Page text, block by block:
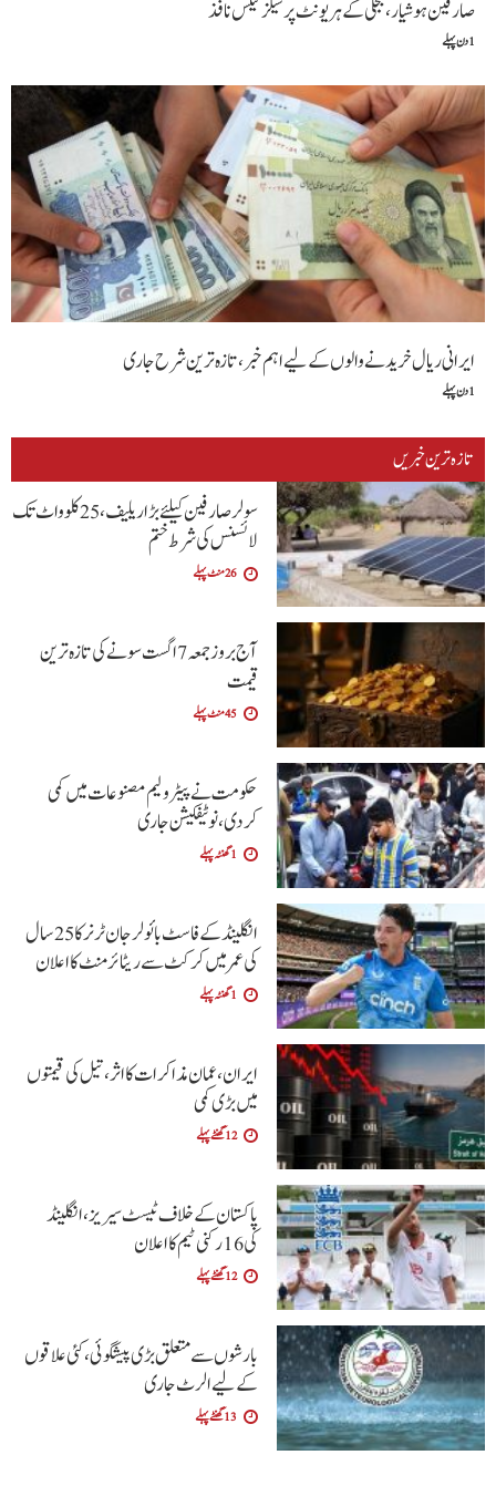
صارفین ہوشیار، بجلی کے ہر یونٹ پر سیلز ٹیکس نافذ
1 دن پہلے
ایرانی ریال خریدنے والوں کے لیے اہم خبر، تازہ ترین شرح جاری
1 دن پہلے
تازہ ترین خبریں
سولر صارفین کیلئے بڑا ریلیف، 25 کلوواٹ تک
لائسنس کی شرط ختم
26 منٹ پہلے
آج بروز جمعہ 7 اگست سونے کی تازہ ترین
قیمت
45 منٹ پہلے
حکومت نے پیٹرولیم مصنوعات میں کمی
کردی،نوٹیفکیشن جاری
1 گھنٹہ پہلے
انگلینڈ کے فاسٹ بائولر جان ٹرنر کا 25 سال
کی عمر میں کرکٹ سے ریٹائرمنٹ کا اعلان
1 گھنٹہ پہلے
ایران، عمان مذاکرات کا اثر، تیل کی قیمتوں
میں بڑی کمی
12 گھنٹے پہلے
پاکستان کے خلاف ٹیسٹ سیریز، انگلینڈ
کی 16 رکنی ٹیم کا اعلان
12 گھنٹے پہلے
بارشوں سے متعلق بڑی پیشگوئی، کئی علاقوں
کے لیے الرٹ جاری
13 گھنٹے پہلے